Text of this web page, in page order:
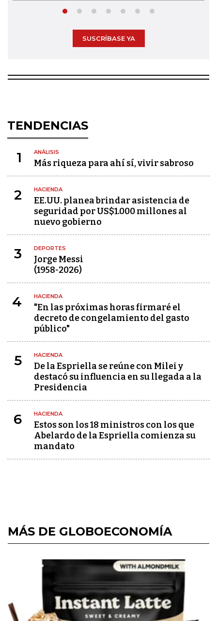
SUSCRÍBASE YA
TENDENCIAS
1 ANÁLISIS
Más riqueza para ahí sí, vivir sabroso
2 HACIENDA
EE.UU. planea brindar asistencia de
seguridad por US$1.000 millones al
nuevo gobierno
3 DEPORTES
Jorge Messi
(1958-2026)
4 HACIENDA
"En las próximas horas firmaré el
decreto de congelamiento del gasto
público"
5 HACIENDA
De la Espriella se reúne con Milei y
destacó su influencia en su llegada a la
Presidencia
6 HACIENDA
Estos son los 18 ministros con los que
Abelardo de la Espriella comienza su
mandato
MÁS DE GLOBOECONOMÍA